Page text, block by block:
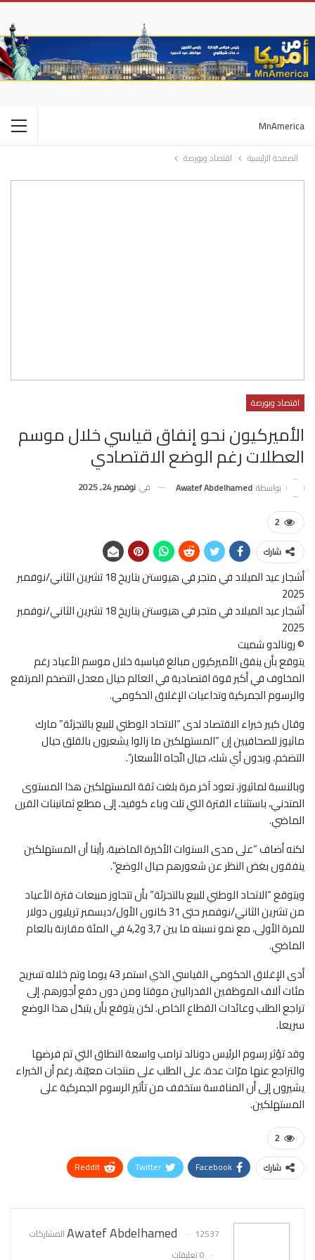
MnAmerica
الصفحة الرئيسية اقتصاد وبورصة
اقتصاد وبورصة
الأميركيون نحو إنفاق قياسي خلال موسم
العطلات رغم الوضع الاقتصادي
بواسطة Awatef Abdelhamed في نوفمبر 24, 2025
2
شارك
أشجار عيد الميلاد في متجر في هيوستن بتاريخ 18 تشرين الثاني/نوفمبر
2025
أشجار عيد الميلاد في متجر في هيوستن بتاريخ 18 تشرين الثاني/نوفمبر
2025
© رونالدو شميت
يتوقع بأن ينفق الأميركيون مبالغ قياسية خلال موسم الأعياد رغم
المخاوف في أكبر قوة اقتصادية في العالم حيال معدل التضخم المرتفع
والرسوم الجمركية وتداعيات الإغلاق الحكومي.
وقال كبير خبراء الاقتصاد لدى “الاتحاد الوطني للبيع بالتجزئة” مارك
ماثيوز للصحافيين إن “المستهلكين ما زالوا يشعرون بالقلق حيال
التضخم، وبدون أي شك، حيال اتّجاه الأسعار”.
وبالنسبة لماثيوز، تعود آخر مرة بلغت ثقة المستهلكين هذا المستوى
المتدني، باستثناء الفترة التي تلت وباء كوفيد، إلى مطلع ثمانينات القرن
الماضي.
لكنه أضاف “على مدى السنوات الأخيرة الماضية، رأينا أن المستهلكين
ينفقون بغض النظر عن شعورهم حيال الوضع”.
ويتوقع “الاتحاد الوطني للبيع بالتجزئة” بأن تتجاوز مبيعات فترة الأعياد
من تشرين الثاني/نوفمبر حتى 31 كانون الأول/ديسمبر تريليون دولار
للمرة الأولى، مع نمو نسبته ما بين 3,7 و4,2 في المئة مقارنة بالعام
الماضي.
أدى الإغلاق الحكومي القياسي الذي استمر 43 يوما وتم خلاله تسريح
مئات آلاف الموظفين الفدراليين موقتا ومن دون دفع أجورهم، إلى
تراجع الطلب وعائدات القطاع الخاص. لكن يتوقع بأن يتبدّل هذا الوضع
سريعا.
وقد تؤثر رسوم الرئيس دونالد ترامب واسعة النطاق التي تم فرضها
والتراجع عنها مرّات عدة، على الطلب على منتجات معيّنة، رغم أن الخبراء
يشيرون إلى أن المنافسة ستخفف من تأثير الرسوم الجمركية على
المستهلكين.
2
شارك Facebook
Twitter
ReddIt
Awatef Abdelhamed
12537 المشاركات
0 تعليقات